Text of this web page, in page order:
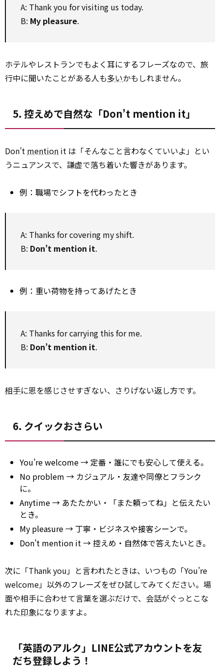
A: Thank you for visiting us today.
B: My pleasure.
ホテルやレストランでもよく耳にするフレーズなので、旅
行中に聞いたことがある人も多いかもしれません。
5. 控えめで自然な「Don’t mention it」
Don’t mention it は「そんなこと言わなくていいよ」とい
うニュアンスで、謙虚で落ち着いた響きがあります。
例：職場でシフトを代わったとき
A: Thanks for covering my shift.
B: Don’t mention it.
例：重い荷物を持ってあげたとき
A: Thanks for carrying this for me.
B: Don’t mention it.
相手に恩を感じさせすぎない、さりげない返し方です。
6. クイックおさらい
You’re welcome → 定番・誰にでも安心して使える。
No problem → カジュアル・友達や同僚とフランク
に。
Anytime → あたたかい・「また頼ってね」と伝えたい
とき。
My pleasure → 丁寧・ビジネスや接客シーンで。
Don’t mention it → 控えめ・自然体で答えたいとき。
次に「Thank you」と言われたときは、いつもの「You’re
welcome」以外のフレーズをぜひ試してみてください。場
面や相手に合わせて言葉を選ぶだけで、会話がぐっとこな
れた印象になりますよ。
「英語のアルク」LINE公式アカウントを友
だち登録しよう！